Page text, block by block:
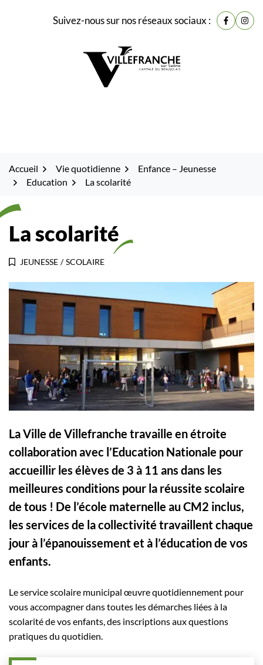
Suivez-nous sur nos réseaux sociaux : Lien vers
Lien
Accueil Vie quotidienne
Enfance – Jeunesse
Education
La scolarité
La scolarité
JEUNESSE / SCOLAIRE
La Ville de Villefranche travaille en étroite
collaboration avec l’Education Nationale pour
accueillir les élèves de 3 à 11 ans dans les
meilleures conditions pour la réussite scolaire
de tous ! De l’école maternelle au CM2 inclus,
les services de la collectivité travaillent chaque
jour à l’épanouissement et à l’éducation de vos
enfants.
Le service scolaire municipal œuvre quotidiennement pour
vous accompagner dans toutes les démarches liées à la
scolarité de vos enfants, des inscriptions aux questions
pratiques du quotidien.